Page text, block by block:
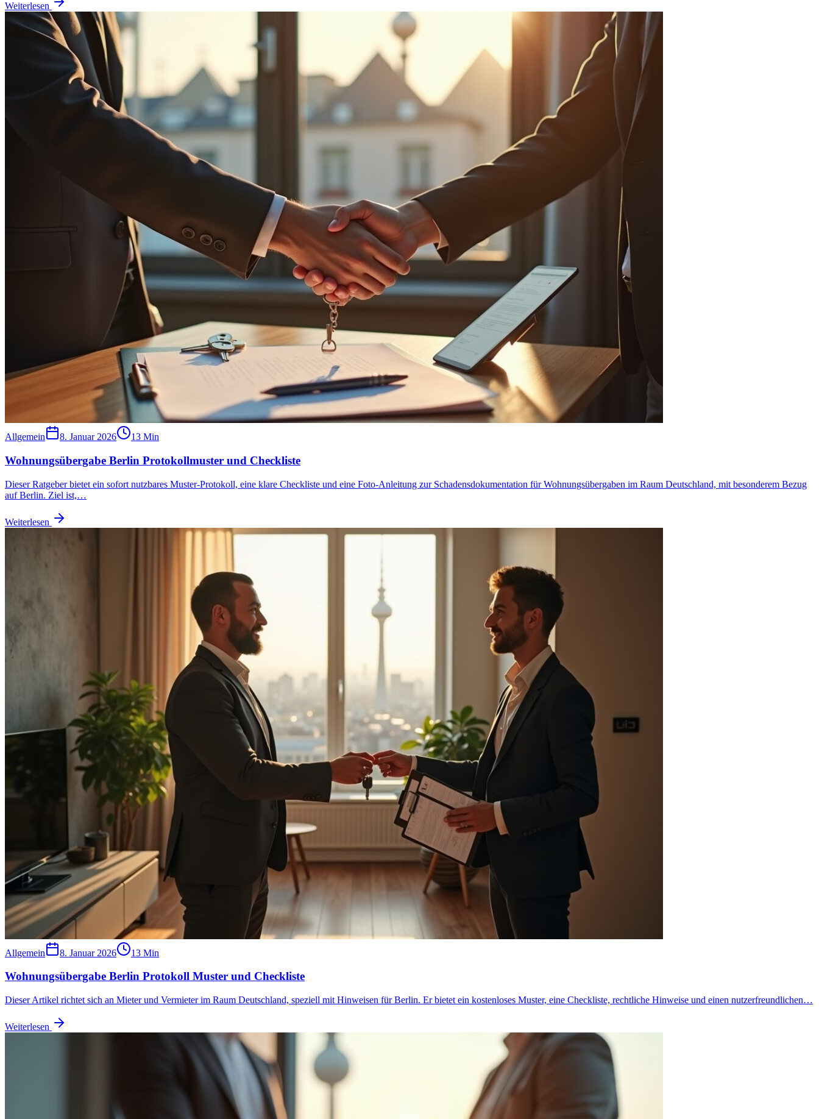
Weiterlesen
Allgemein 8. Januar 2026 13 Min
Wohnungsübergabe Berlin Protokollmuster und Checkliste
Dieser Ratgeber bietet ein sofort nutzbares Muster-Protokoll, eine klare Checkliste und eine Foto-Anleitung zur Schadensdokumentation für Wohnungsübergaben im Raum Deutschland, mit besonderem Bezug
auf Berlin. Ziel ist,…
Weiterlesen
Allgemein 8. Januar 2026 13 Min
Wohnungsübergabe Berlin Protokoll Muster und Checkliste
Dieser Artikel richtet sich an Mieter und Vermieter im Raum Deutschland, speziell mit Hinweisen für Berlin. Er bietet ein kostenloses Muster, eine Checkliste, rechtliche Hinweise und einen nutzerfreundlichen…
Weiterlesen